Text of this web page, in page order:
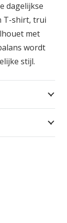
dagelijkse
T-shirt, trui
met
wordt
stijl.